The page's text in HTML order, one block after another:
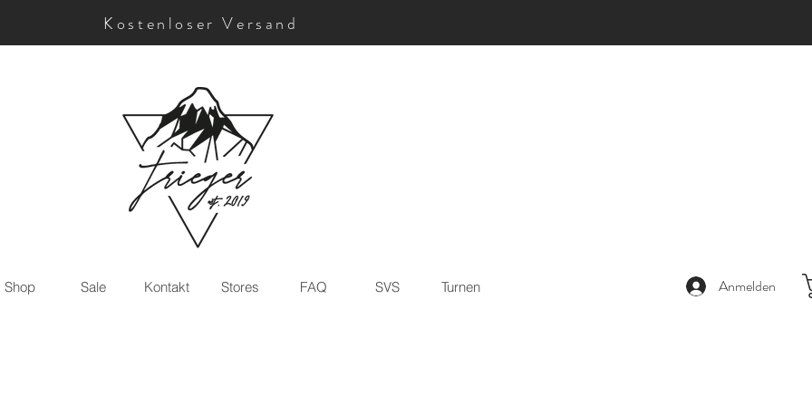
Kostenloser Versand
Shop Sale Kontakt Stores FAQ SVS Turnen Anmelden